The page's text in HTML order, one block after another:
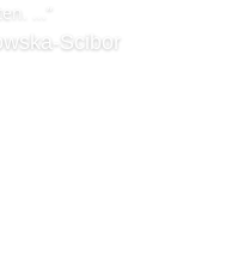
...”
Scibor